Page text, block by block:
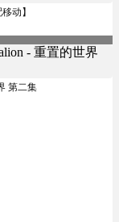
动】
第二集